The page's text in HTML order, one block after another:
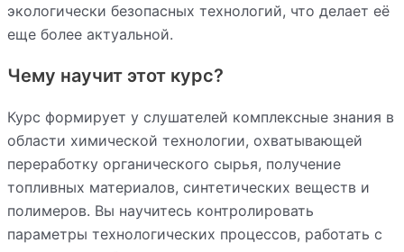
экологически безопасных технологий, что делает её
еще более актуальной.
Чему научит этот курс?
Курс формирует у слушателей комплексные знания в
области химической технологии, охватывающей
переработку органического сырья, получение
топливных материалов, синтетических веществ и
полимеров. Вы научитесь контролировать
параметры технологических процессов, работать с